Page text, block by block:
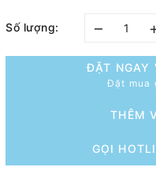
Số lượng: –
ĐẶT NGAY
Đặt mua
THÊM
GỌI